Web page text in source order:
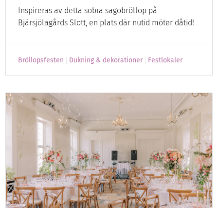
Inspireras av detta sobra sagobröllop på
Bjärsjölagårds Slott, en plats där nutid möter dåtid!
Bröllopsfesten Dukning & dekorationer Festlokaler